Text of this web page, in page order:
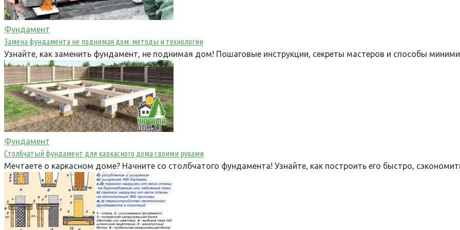
Фундамент
Замена фундамента не поднимая дом: методы и технологии
Узнайте, как заменить фундамент, не поднимая дом! Пошаговые инструкции, секреты мастеров и способы
Фундамент
Столбчатый фундамент для каркасного дома своими руками
Мечтаете о каркасном доме? Начните со столбчатого фундамента! Узнайте, как построить его быстро,